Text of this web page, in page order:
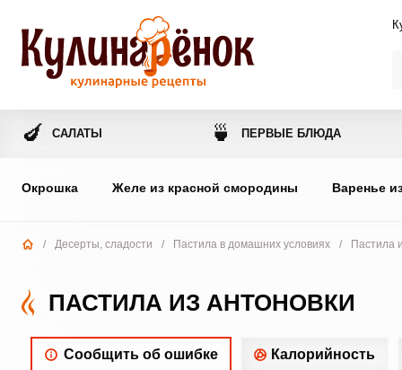
🍆 САЛАТЫ 🍵 ПЕРВЫЕ БЛЮДА
Окрошка Желе из красной смородины Варенье
/ Десерты, сладости / Пастила в домашних условиях / Пастила
ПАСТИЛА ИЗ АНТОНОВКИ
Сообщить об ошибке Калорийность